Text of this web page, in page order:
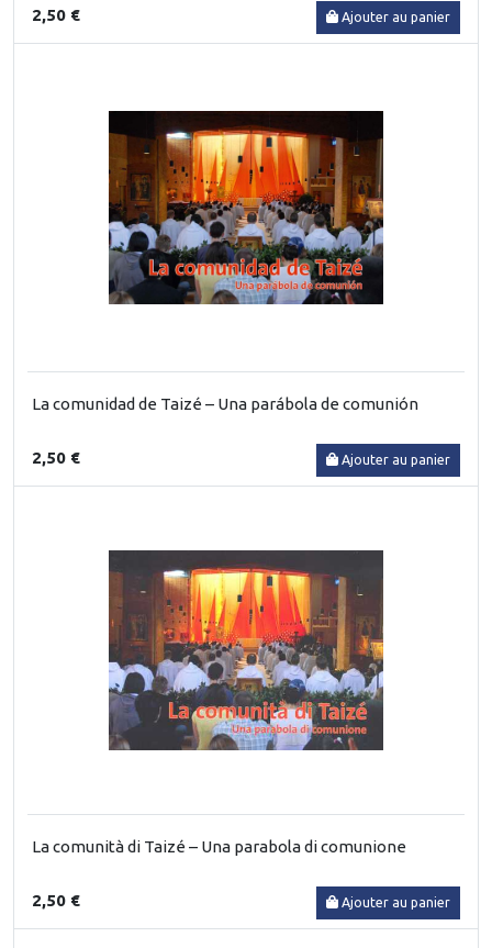
2,50 € Ajouter au panier
La comunidad de Taizé – Una parábola de comunión
2,50 € Ajouter au panier
La comunità di Taizé – Una parabola di comunione
2,50 € Ajouter au panier